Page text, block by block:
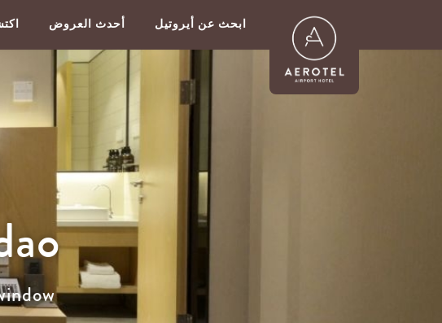
ابحث عن أيروتيل أحدث العروض